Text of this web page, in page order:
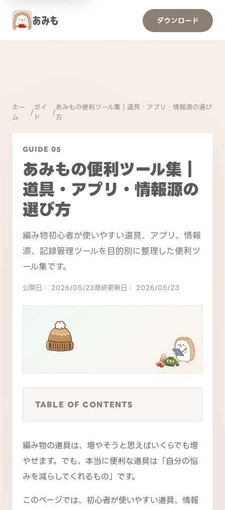
ダウンロード
ホー
ム
/ガイ
ド
/あみもの便利ツール集｜道具・アプリ・情報源の選び
方
GUIDE 05
あみもの便利ツール集｜
道具・アプリ・情報源の
選び方
編み物初心者が使いやすい道具、アプリ、情報
源、記録管理ツールを目的別に整理した便利ツ
ール集です。
公開日： 2026/05/23最終更新日： 2026/05/23
TABLE OF CONTENTS
編み物の道具は、増やそうと思えばいくらでも増
やせます。でも、本当に便利な道具は「自分の悩
みを減らしてくれるもの」です。
このページでは、初心者が使いやすい道具、情報